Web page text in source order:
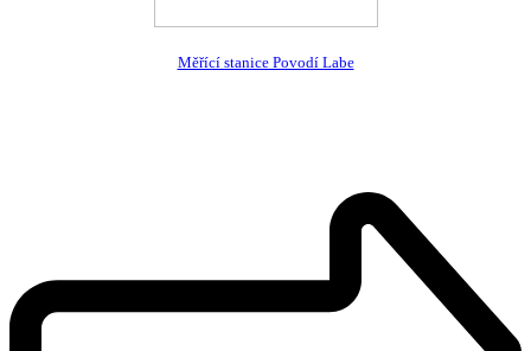
Měřící stanice Povodí Labe